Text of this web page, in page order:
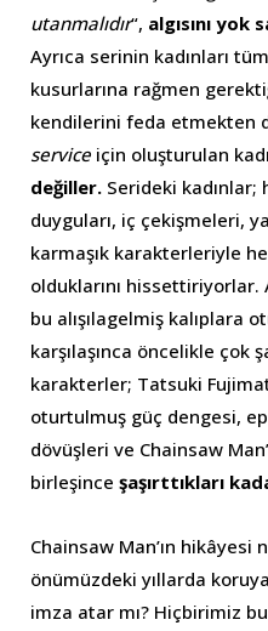
utanmalıdır“, algısını yok
Ayrıca serinin kadınları
kusurlarına rağmen
kendilerini feda etmekten
service için oluşturulan
değiller. Serideki kadınlar;
duyguları, iç çekişmeleri,
karmaşık karakterleriyle
olduklarını
bu alışılagelmiş kalıplara
karşılaşınca öncelikle çok
karakterler; Tatsuki
oturtulmuş güç dengesi,
dövüşleri ve Chainsaw
birleşince şaşırttıkları
Chainsaw Man’ın
önümüzdeki yıllarda
imza atar mı? Hiçbirimiz